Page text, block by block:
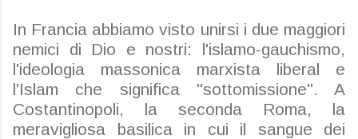
In Francia abbiamo visto unirsi i due maggiori
nemici di Dio e nostri: l'islamo-gauchismo,
l'ideologia massonica marxista liberal e
l'Islam che significa "sottomissione". A
Costantinopoli, la seconda Roma, la
meravigliosa basilica in cui il sangue dei